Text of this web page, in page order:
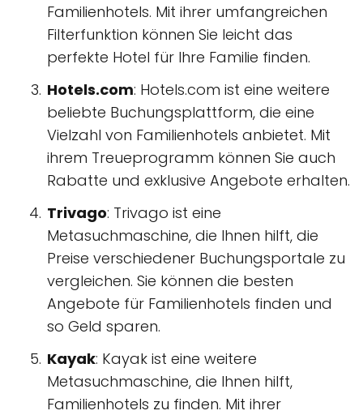
Familienhotels. Mit ihrer umfangreichen
Filterfunktion können Sie leicht das
perfekte Hotel für Ihre Familie finden.
Hotels.com: Hotels.com ist eine weitere
beliebte Buchungsplattform, die eine
Vielzahl von Familienhotels anbietet. Mit
ihrem Treueprogramm können Sie auch
Rabatte und exklusive Angebote erhalten.
Trivago: Trivago ist eine
Metasuchmaschine, die Ihnen hilft, die
Preise verschiedener Buchungsportale zu
vergleichen. Sie können die besten
Angebote für Familienhotels finden und
so Geld sparen.
Kayak: Kayak ist eine weitere
Metasuchmaschine, die Ihnen hilft,
Familienhotels zu finden. Mit ihrer